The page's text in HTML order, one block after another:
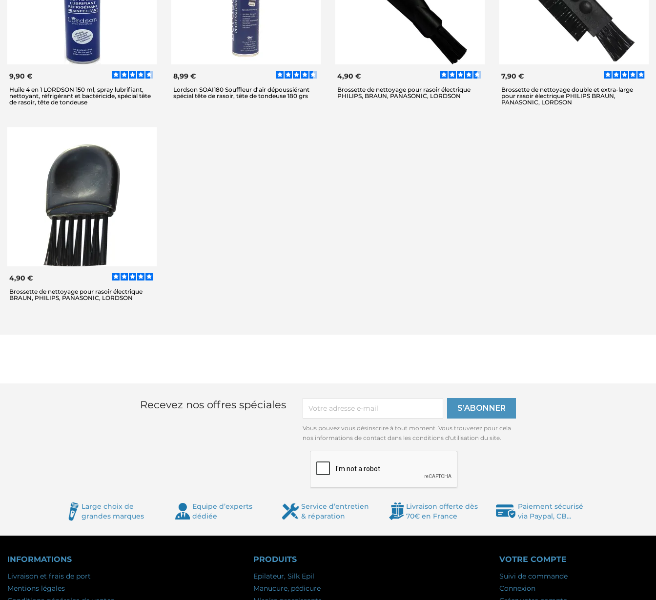
9,90 €
Huile 4 en 1 LORDSON 150 ml, spray lubrifiant,
nettoyant, réfrigérant et bactéricide, spécial tête
de rasoir, tête de tondeuse
8,99 €
Lordson SOAI180 Souffleur d'air dépoussiérant
spécial tête de rasoir, tête de tondeuse 180 grs
4,90 €
Brossette de nettoyage pour rasoir électrique
PHILIPS, BRAUN, PANASONIC, LORDSON
7,90 €
Brossette de nettoyage double et extra-large
pour rasoir électrique PHILIPS BRAUN,
PANASONIC, LORDSON
4,90 €
Brossette de nettoyage pour rasoir électrique
BRAUN, PHILIPS, PANASONIC, LORDSON
Recevez nos offres spéciales
Vous pouvez vous désinscrire à tout moment. Vous trouverez pour cela
nos informations de contact dans les conditions d'utilisation du site.
Large choix de
grandes marques
Equipe d’experts
dédiée
Service d’entretien
& réparation
Livraison offerte dès
70€ en France
Paiement sécurisé
via Paypal, CB...
INFORMATIONS
Livraison et frais de port
Mentions légales
PRODUITS
Epilateur, Silk Epil
Manucure, pédicure
VOTRE COMPTE
Suivi de commande
Connexion